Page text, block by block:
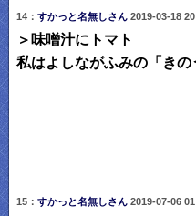
14： すかっと名無しさん 2019-03-18
＞味噌汁にトマト
私はよしながふみの「きの
15： すかっと名無しさん 2019-07-06